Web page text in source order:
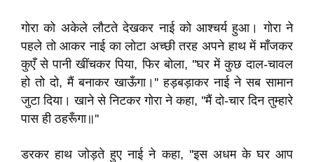
गोरा को अकेले लौटते देखकर नाई को आश्चर्य हुआ। गोरा ने
पहले तो आकर नाई का लोटा अच्छी तरह अपने हाथ में माँजकर
कुएँ से पानी खींचकर पिया, फिर बोला, ''घर में कुछ दाल-चावल
हो तो दो, मैं बनाकर खाऊँगा।'' हड़बड़ाकर नाई ने सब सामान
जुटा दिया। खाने से निटकर गोरा ने कहा, ''मैं दो-चार दिन तुम्हारे
पास ही ठहरूँगा॥''
डरकर हाथ जोड़ते हुए नाई ने कहा, ''इस अधम के घर आप